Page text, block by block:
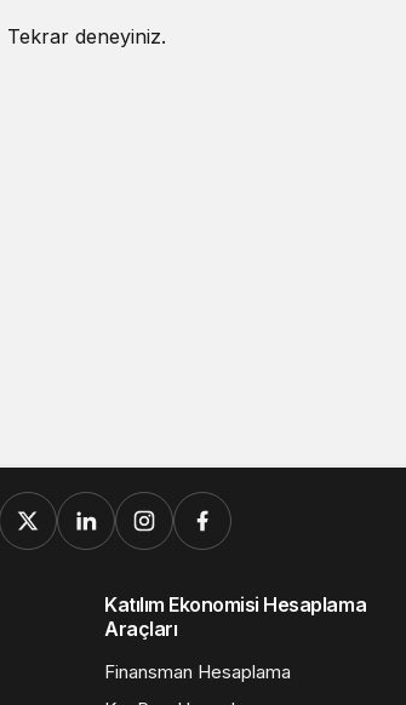
Tekrar deneyiniz.
Katılım Ekonomisi Hesaplama
Araçları
Finansman Hesaplama